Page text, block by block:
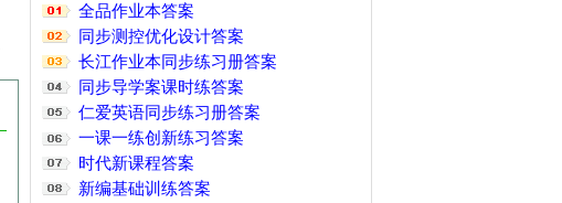
全品作业本答案
同步测控优化设计答案
长江作业本同步练习册答案
同步导学案课时练答案
仁爱英语同步练习册答案
一课一练创新练习答案
时代新课程答案
新编基础训练答案